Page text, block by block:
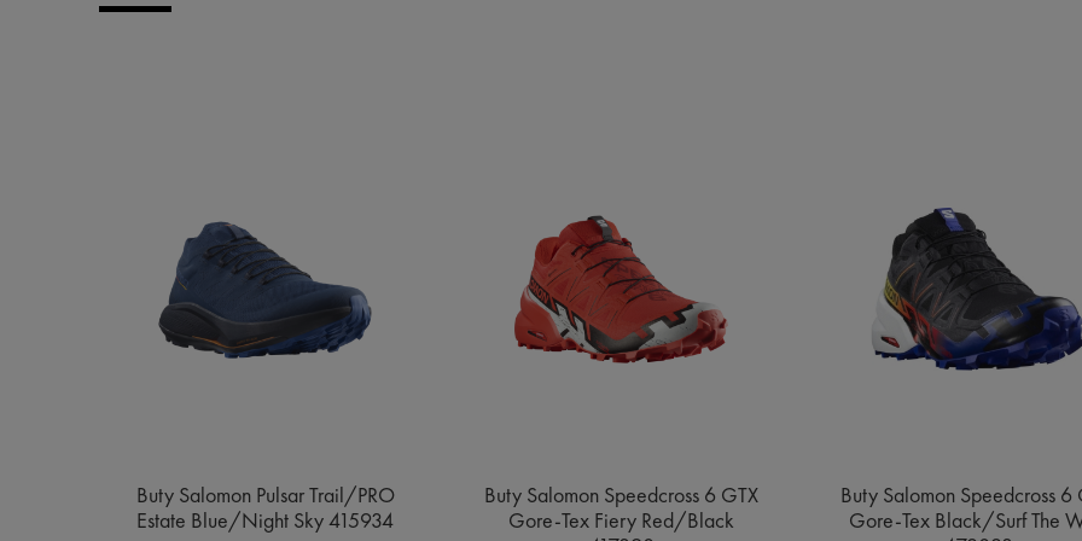
Buty Salomon Pulsar Trail/PRO
Estate Blue/Night Sky 415934
Buty Salomon Speedcross 6 GTX
Gore-Tex Fiery Red/Black
Buty Salomon Speedcross 6
Gore-Tex Black/Surf The